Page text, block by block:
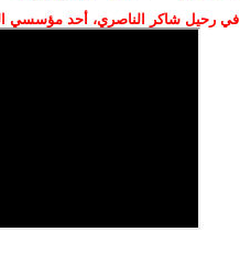
في رحيل شاكر الناصري، أحد مؤسسي